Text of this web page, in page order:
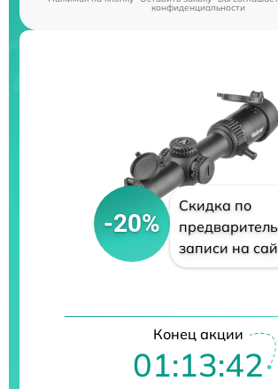
конфиденциальности
-20%
Скидка по
записи на
Конец акции
01:13:41